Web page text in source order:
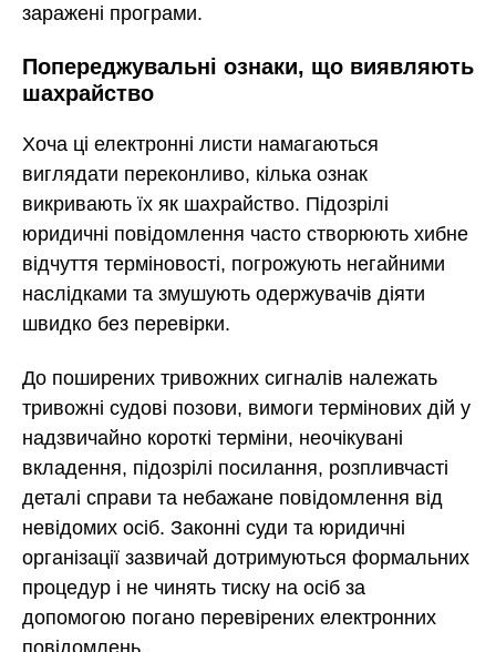
заражені програми.
Попереджувальні ознаки, що виявляють
шахрайство
Хоча ці електронні листи намагаються
виглядати переконливо, кілька ознак
викривають їх як шахрайство. Підозрілі
юридичні повідомлення часто створюють хибне
відчуття терміновості, погрожують негайними
наслідками та змушують одержувачів діяти
швидко без перевірки.
До поширених тривожних сигналів належать
тривожні судові позови, вимоги термінових дій у
надзвичайно короткі терміни, неочікувані
вкладення, підозрілі посилання, розпливчасті
деталі справи та небажане повідомлення від
невідомих осіб. Законні суди та юридичні
організації зазвичай дотримуються формальних
процедур і не чинять тиску на осіб за
допомогою погано перевірених електронних
повідомлень.